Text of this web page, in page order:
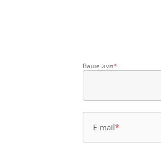
Ваше имя*
E-mail*